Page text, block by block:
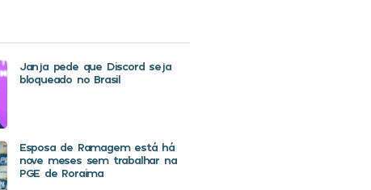
Janja pede que Discord seja
bloqueado no Brasil
Esposa de Ramagem está há
nove meses sem trabalhar na
PGE de Roraima